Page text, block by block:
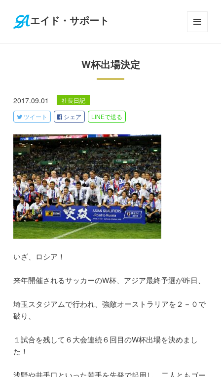
エイド・サポート
W杯出場決定
2017.09.01
社長日記
ツイート
シェア LINEで送る
いざ、ロシア！
来年開催されるサッカーのW杯、アジア最終予選が昨日、
埼玉スタジアムで行われ、強敵オーストラリアを２－０で
破り、
１試合を残して６大会連続６回目のW杯出場を決めまし
た！
浅野や井手口といった若手を先発で起用し、二人ともゴー